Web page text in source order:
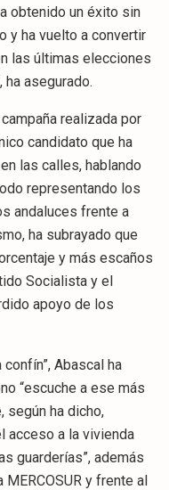
obtenido un éxito sin
y ha vuelto a convertir
las últimas elecciones
ha asegurado.
realizada por
candidato que ha
las calles, hablando
representando los
andaluces frente a
ha subrayado que
y más escaños
Socialista y el
apoyo de los
Abascal ha
“escuche a ese más
según ha dicho,
acceso a la vivienda
guarderías”, además
y frente al